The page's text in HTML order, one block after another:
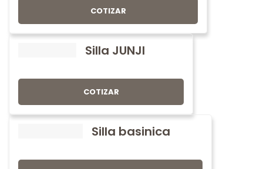
COTIZAR
Silla JUNJI
COTIZAR
Silla basinica